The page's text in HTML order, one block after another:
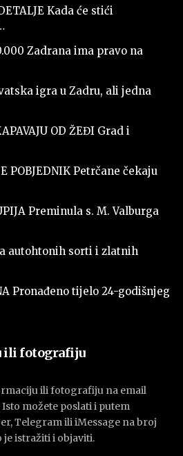
Kada će stići
Zadrana ima pravo na
igra u Zadru, ali jedna
OD ŽEĐI Grad i
POBJEDNIK Petrčane čekaju
Preminula s. M. Valburga
autohtonih sorti i zlatnih
Pronađeno tijelo 24-godišnjeg
ili fotografiju
ili fotografiju na email
Isto možete poslati i putem
Telegram ili iMessage na broj
je istražiti i objaviti.